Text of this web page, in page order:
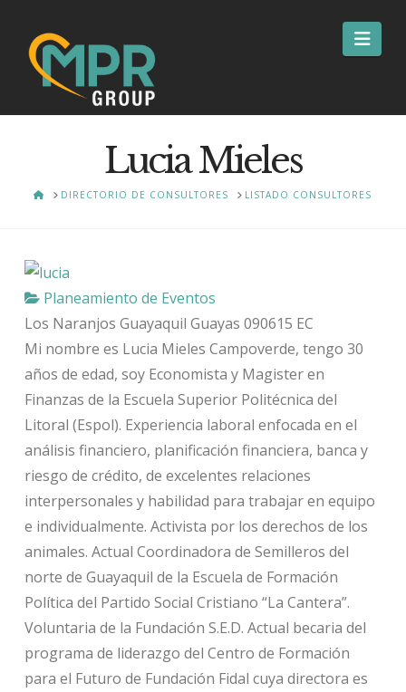
Lucia Mieles
HOMEDIRECTORIO DE CONSULTORES LISTADO CONSULTORES
Planeamiento de Eventos
Los Naranjos Guayaquil Guayas 090615 EC
Mi nombre es Lucia Mieles Campoverde, tengo 30
años de edad, soy Economista y Magister en
Finanzas de la Escuela Superior Politécnica del
Litoral (Espol). Experiencia laboral enfocada en el
análisis financiero, planificación financiera, banca y
riesgo de crédito, de excelentes relaciones
interpersonales y habilidad para trabajar en equipo
e individualmente. Activista por los derechos de los
animales. Actual Coordinadora de Semilleros del
norte de Guayaquil de la Escuela de Formación
Política del Partido Social Cristiano “La Cantera”.
Voluntaria de la Fundación S.E.D. Actual becaria del
programa de liderazgo del Centro de Formación
para el Futuro de Fundación Fidal cuya directora es